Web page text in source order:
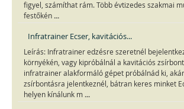
figyel, számíthat rám. Több évtizedes szakmai
festőkén ...
Infratrainer Ecser, kavitációs...
Leírás: Infratrainer edzésre szeretnél
környékén, vagy kipróbálnál a kavitációs
infratrainer alakformáló gépet próbálnád ki,
zsírbontásra jelentkeznél, bátran keres minket
helyen kínálunk m ...